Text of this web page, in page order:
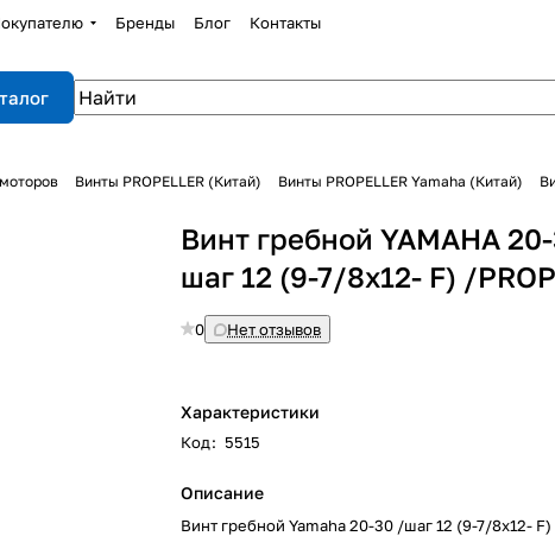
Бренды Блог Контакты
Винты PROPELLER (Китай) Винты PROPELLER Yamaha (Китай)
Винт гребной YAMAHA
шаг 12 (9-7/8х12- F) /
0 Нет отзывов
Характеристики
Код: 5515
Описание
Винт гребной Yamaha 20-30 /шаг 12 (9-7/8х12- F)